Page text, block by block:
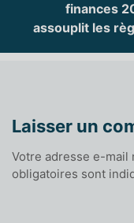
finances
assouplit les
Laisser un
Votre adresse e-mail
obligatoires sont